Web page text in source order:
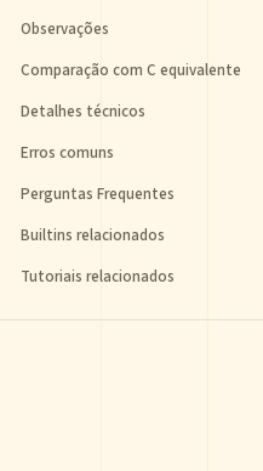
Observações
Comparação com C equivalente
Detalhes técnicos
Erros comuns
Perguntas Frequentes
Builtins relacionados
Tutoriais relacionados